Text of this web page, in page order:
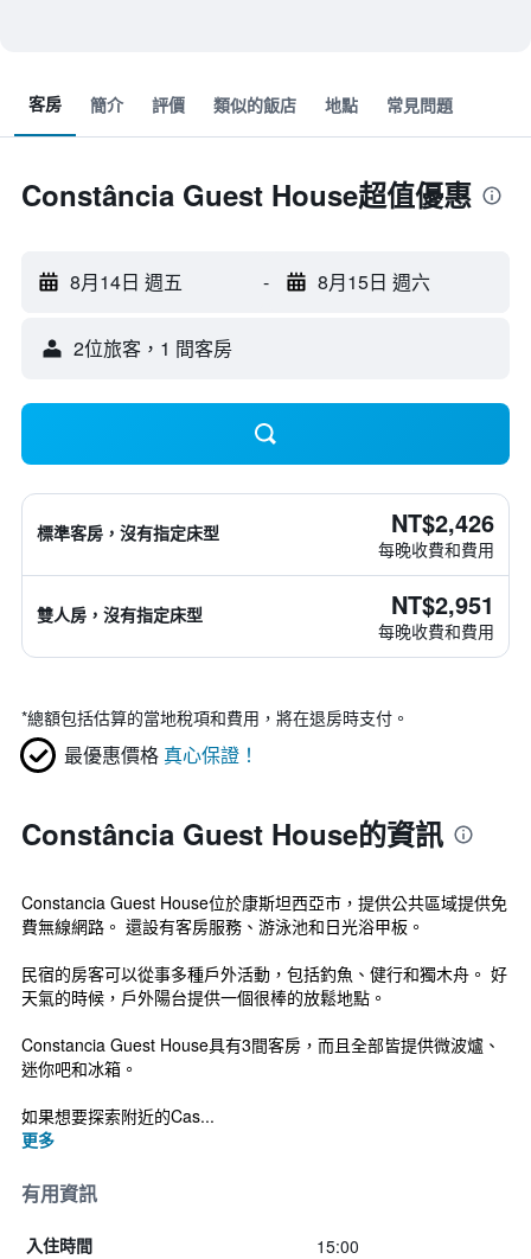
客房 簡介 評價 類似的飯店 地點 常見問題
Constância Guest House超值優惠
8月14日 週五 - 8月15日 週六
2位旅客，1 間客房
標準客房，沒有指定床型 NT$2,426
每晚收費和費用
雙人房，沒有指定床型 NT$2,951
每晚收費和費用
*總額包括估算的當地稅項和費用，將在退房時支付。
最優惠價格 真心保證！
Constância Guest House的資訊
Constancia Guest House位於康斯坦西亞市，提供公共區域提供免
費無線網路。 還設有客房服務、游泳池和日光浴甲板。
民宿的房客可以從事多種戶外活動，包括釣魚、健行和獨木舟。 好
天氣的時候，戶外陽台提供一個很棒的放鬆地點。
Constancia Guest House具有3間客房，而且全部皆提供微波爐、
迷你吧和冰箱。
如果想要探索附近的Cas...
更多
有用資訊
入住時間 15:00